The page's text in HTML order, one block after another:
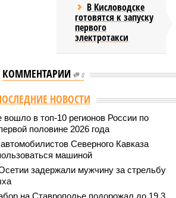
В Кисловодске
готовятся к запуску
первого
электротакси
КОММЕНТАРИИ 0
Дагестане после ливней 18 сёл остаются без
18 сёл остаются без
большой земли